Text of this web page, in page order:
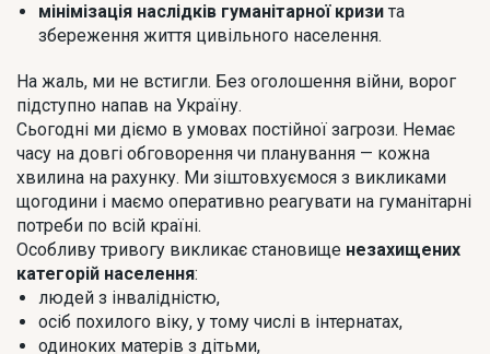
мінімізація наслідків гуманітарної кризи та
збереження життя цивільного населення.
На жаль, ми не встигли. Без оголошення війни, ворог
підступно напав на Україну.
Сьогодні ми діємо в умовах постійної загрози. Немає
часу на довгі обговорення чи планування — кожна
хвилина на рахунку. Ми зіштовхуємося з викликами
щогодини і маємо оперативно реагувати на гуманітарні
потреби по всій країні.
Особливу тривогу викликає становище незахищених
категорій населення:
людей з інвалідністю,
осіб похилого віку, у тому числі в інтернатах,
одиноких матерів з дітьми,